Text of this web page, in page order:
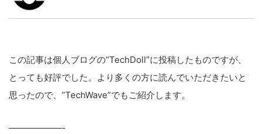
この記事は個人ブログの“TechDoll”に投稿したものですが、
とっても好評でした。より多くの方に読んでいただきたいと
思ったので、“TechWave”でもご紹介します。
——————-
暗号資産
VR/AR
LINE
特集
Block Data Bank